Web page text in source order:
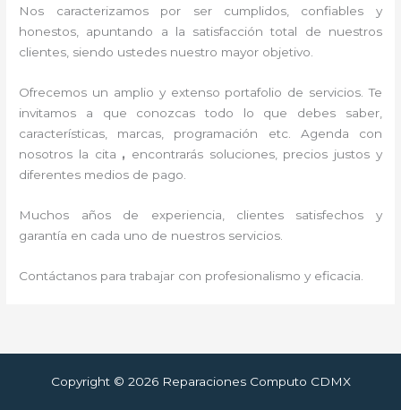
Nos caracterizamos por ser cumplidos, confiables y
honestos, apuntando a la satisfacción total de nuestros
clientes, siendo ustedes nuestro mayor objetivo.
Ofrecemos un amplio y extenso portafolio de servicios. Te
invitamos a que conozcas todo lo que debes saber,
características, marcas, programación etc. Agenda con
nosotros la cita , encontrarás soluciones, precios justos y
diferentes medios de pago.
Muchos años de experiencia, clientes satisfechos y
garantía en cada uno de nuestros servicios.
Contáctanos para trabajar con profesionalismo y eficacia.
Copyright © 2026 Reparaciones Computo CDMX